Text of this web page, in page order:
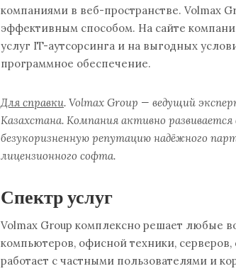
компаниями в веб-пространстве. Volmax
эффективным способом. На сайте
услуг IT-аутсорсинга и на выгодных
программное обеспечение.
Для справки. Volmax Group — ведущий
Казахстана. Компания активно
безукоризненную репутацию надёжного
лицензионного софта.
Спектр услуг
Volmax Group комплексно решает любые
компьютеров, офисной техники,
работает с частными пользователями и